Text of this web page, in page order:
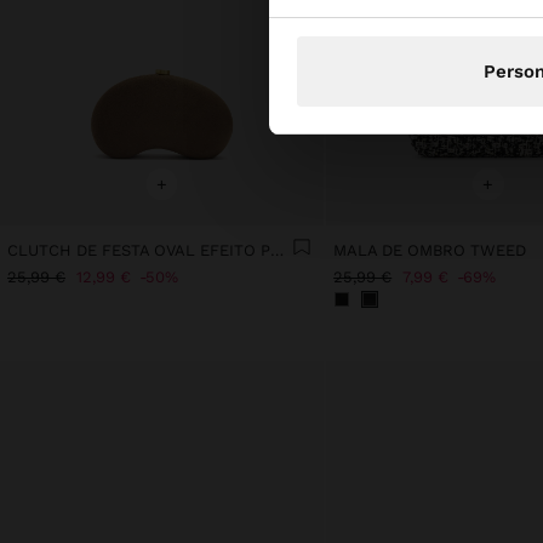
+
CLUTCH DE FESTA OVAL EFEITO PELE
25,99 € 12,99 € 50%
+
MALA DE OMBRO TWEED
25,99 € 7,99 € 69%